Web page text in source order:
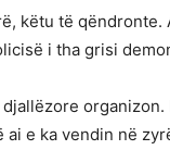
këtu të qëndronte.
i tha grisi
e ka vendin në